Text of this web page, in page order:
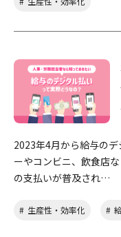
2023年4月から給与の
ーやコンビニ、飲食店
の支払いが普及され…
生産性・効率化